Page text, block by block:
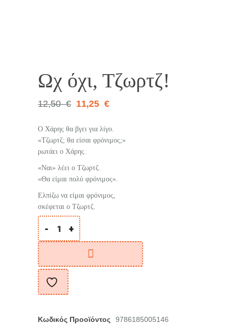
Ωχ όχι, Τζωρτζ!
12,50 € 11,25 €
Ο Χάρης θα βγει για λίγο.
«Τζωρτζ; θα είσαι φρόνιμος;»
ρωτάει ο Χάρης.
«Ναι» λέει ο Τζωρτζ.
«Θα είμαι πολύ φρόνιμος».
Ελπίζω να είμαι φρόνιμος,
σκέφεται ο Τζωρτζ.
- +
Κωδικός Προοϊόντος 9786185005146